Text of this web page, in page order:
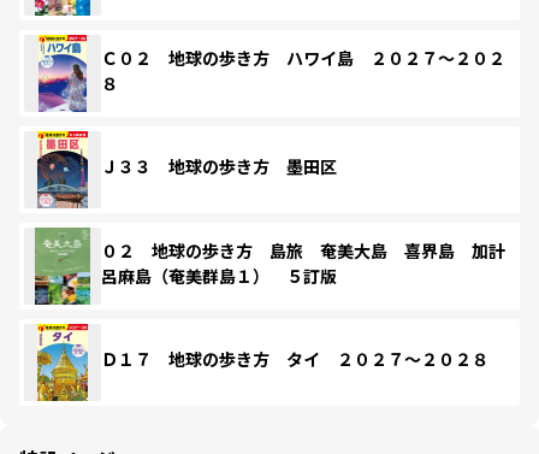
Ｃ０２ 地球の歩き方 ハワイ島 ２０２７～２０２
８
Ｊ３３ 地球の歩き方 墨田区
０２ 地球の歩き方 島旅 奄美大島 喜界島 加計
呂麻島（奄美群島１） ５訂版
Ｄ１７ 地球の歩き方 タイ ２０２７～２０２８